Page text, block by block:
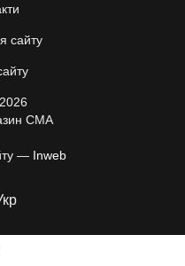
сайту
CMA
— Inweb